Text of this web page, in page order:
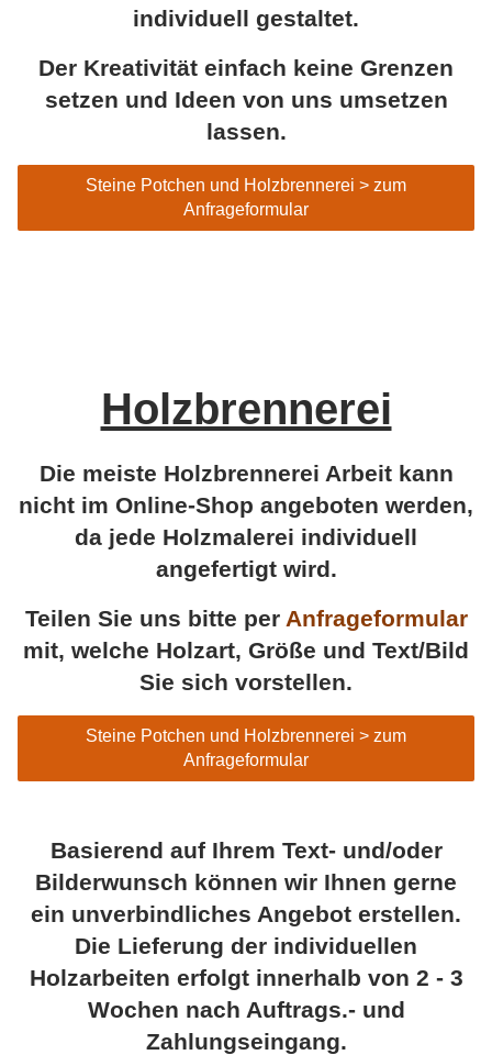
individuell gestaltet.
Der Kreativität einfach keine Grenzen
setzen und Ideen von uns umsetzen
lassen.
Steine Potchen und Holzbrennerei > zum
Anfrageformular
Holzbrennerei
Die meiste Holzbrennerei Arbeit kann
nicht im Online-Shop angeboten werden,
da jede Holzmalerei individuell
angefertigt wird.
Teilen Sie uns bitte per Anfrageformular
mit, welche Holzart, Größe und Text/Bild
Sie sich vorstellen.
Steine Potchen und Holzbrennerei > zum
Anfrageformular
Basierend auf Ihrem Text- und/oder
Bilderwunsch können wir Ihnen gerne
ein unverbindliches Angebot erstellen.
Die Lieferung der individuellen
Holzarbeiten erfolgt innerhalb von 2 - 3
Wochen nach Auftrags.- und
Zahlungseingang.